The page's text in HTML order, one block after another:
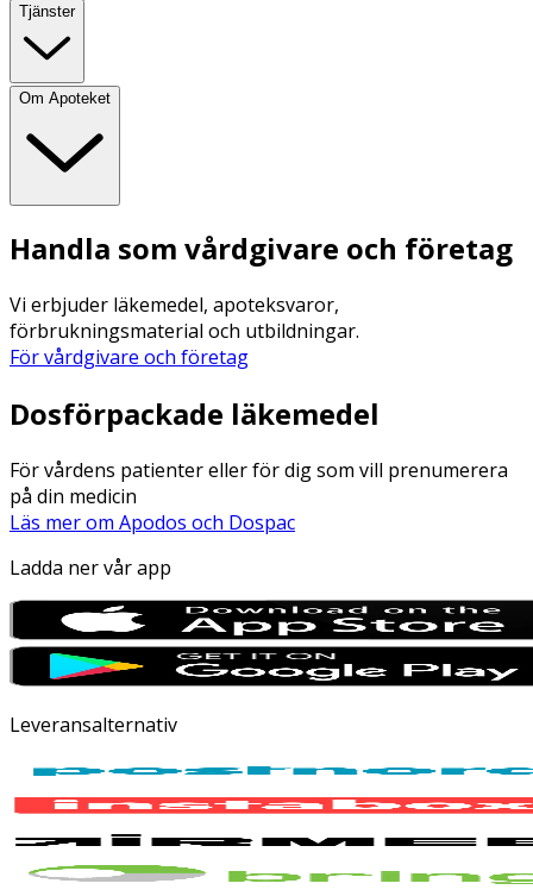
Tjänster
Om Apoteket
Handla som vårdgivare och företag
Vi erbjuder läkemedel, apoteksvaror,
förbrukningsmaterial och utbildningar.
För vårdgivare och företag
Dosförpackade läkemedel
För vårdens patienter eller för dig som vill prenumerera
på din medicin
Läs mer om Apodos och Dospac
Ladda ner vår app
Leveransalternativ